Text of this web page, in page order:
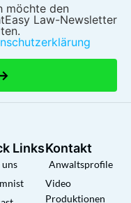
möchte den
Law-Newsletter
Links
uns
Kontakt
Anwaltsprofile
Video
Produktionen